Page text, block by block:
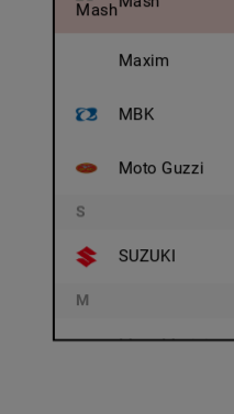
Maxim
MBK
Moto Guzzi
S
SUZUKI
M
Moto Morini